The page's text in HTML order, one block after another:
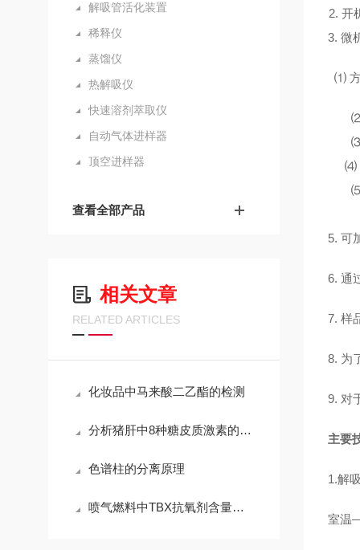
解吸管活化装置
稀释仪
蒸馏仪
热解吸仪
快速溶剂萃取仪
自动气体进样器
顶空进样器
查看全部产品
相关文章
RELATED ARTICLES
化妆品中马来酸二乙酯的检测
分析猪肝中8种糖皮质激素的残留量
色谱柱的分离原理
喷气燃料中TBX抗氧剂含量检测解决方案
2. 开
3. 微
⑴ 方
⑷
5. 可
6. 通
7. 样
8. 为
9. 对
主要
1.解
室温